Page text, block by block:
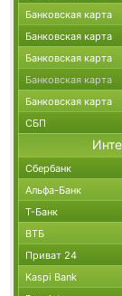
Банковская карта
Банковская карта
Банковская карта
Банковская карта
Банковская карта
СБП
Сбербанк
Альфа-Банк
Т-Банк
ВТБ
Приват 24
Kaspi Bank